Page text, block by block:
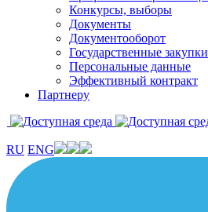
Конкурсы, выборы
Документы
Документооборот
Государственные закупки
Персональные данные
Эффективный контракт
Партнеру
RU ENG